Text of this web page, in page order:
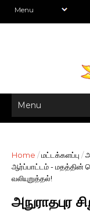
Home /மட்டக்களப்பு /
ஆர்ப்பாட்டம் - மதத்தின்
வலியுறுத்தல்!
அநுராதபுர